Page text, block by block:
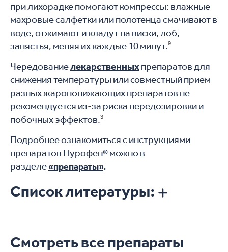
при лихорадке помогают компрессы: влажные
махровые салфетки или полотенца смачивают в
воде, отжимают и кладут на виски, лоб,
запястья, меняя их каждые 10 минут.9
Чередованиелекарственныхпрепаратов для
снижения температуры или совместный прием
разных жаропонижающих препаратов не
рекомендуется из-за риска передозировки и
побочных эффектов.3
Подробнее ознакомиться с инструкциями
препаратов Нурофен® можно в
разделе«препараты».
Список литературы:
Смотреть все препараты